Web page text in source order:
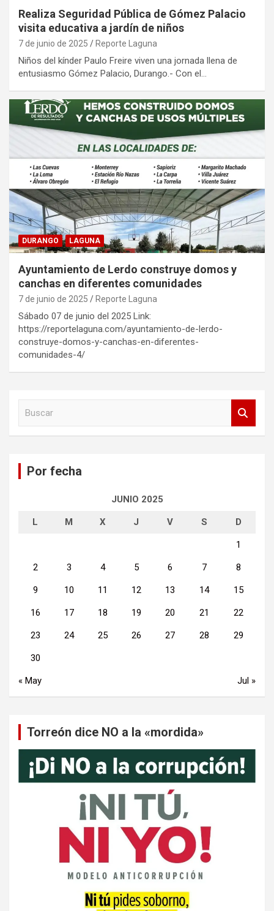
Realiza Seguridad Pública de Gómez Palacio
visita educativa a jardín de niños
7 de junio de 2025 Reporte Laguna
Niños del kínder Paulo Freire viven una jornada llena de
entusiasmo Gómez Palacio, Durango.- Con el…
DURANGO LAGUNA
Ayuntamiento de Lerdo construye domos y
canchas en diferentes comunidades
7 de junio de 2025 Reporte Laguna
Sábado 07 de junio del 2025 Link:
https://reportelaguna.com/ayuntamiento-de-lerdo-
construye-domos-y-canchas-en-diferentes-
comunidades-4/
Por fecha
JUNIO 2025
L M X J V S D
1
2 3 4 5 6 7 8
9 10 11 12 13 14 15
16 17 18 19 20 21 22
23 24 25 26 27 28 29
30
« May Jul »
Torreón dice NO a la «mordida»